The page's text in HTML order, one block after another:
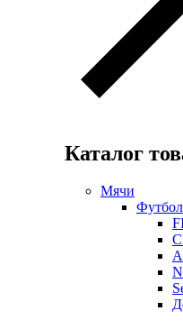
Каталог
Мячи
Футбол